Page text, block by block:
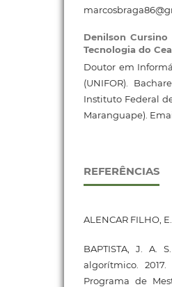
Denilson Cursino
Tecnologia do
Doutor em
(UNIFOR).
Instituto Federal
Maranguape).
REFERÊNCIAS
ALENCAR FILHO,
BAPTISTA, J. A.
algorítmico.
Programa de